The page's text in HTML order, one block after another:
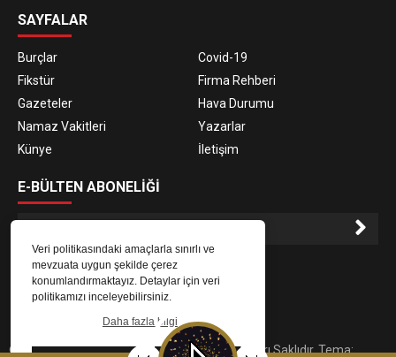
Veri politikasındaki amaçlarla sınırlı ve
mevzuata uygun şekilde çerez
konumlandırmaktayız. Detaylar için veri
politikamızı inceleyebilirsiniz.
Daha fazla bilgi
SAYFALAR
Burçlar
Covid-19
Fikstür
Firma Rehberi
Gazeteler
Hava Durumu
Namaz Vakitleri
Yazarlar
Künye
İletişim
E-BÜLTEN ABONELİĞİ
E-Bülten aboneliği ile haberlere daha hızlı erişin.
© 2023Gaziantep Radyo Zeugma. Tüm Hakları Saklıdır. Tema: